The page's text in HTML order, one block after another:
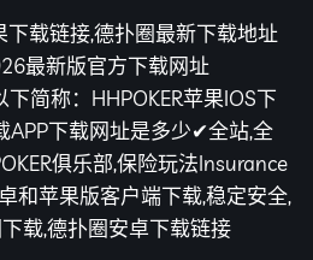
载链接,德扑圈最新下载地址
最新版官方下载网址
下简称：HHPOKER苹果IOS下
APP下载网址是多少✔全站,全
俱乐部,保险玩法Insurance
和苹果版客户端下载,稳定安全,
载,德扑圈安卓下载链接